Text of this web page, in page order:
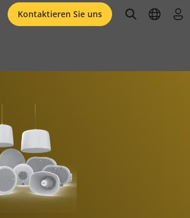
Kontaktieren Sie uns openopen